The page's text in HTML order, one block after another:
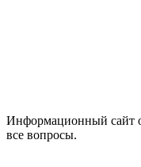
Информационный сайт
все вопросы.